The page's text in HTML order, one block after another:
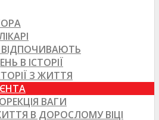
ВІДПОЧИВАЮТЬ
В ІСТОРІЇ
З ЖИТТЯ
ВАГИ
В ДОРОСЛОМУ ВІЦІ